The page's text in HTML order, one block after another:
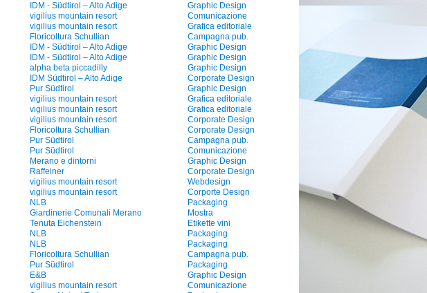
IDM - Südtirol – Alto Adige
Graphic Design
vigilius mountain resort
Comunicazione
vigilius mountain resort
Grafica editoriale
Floricoltura Schullian
Campagna pub.
IDM - Südtirol – Alto Adige
Graphic Design
IDM - Südtirol – Alto Adige
Graphic Design
alpha beta piccadilly
Graphic Design
IDM Südtirol – Alto Adige
Corporate Design
Pur Südtirol
Graphic Design
vigilius mountain resort
Grafica editoriale
vigilius mountain resort
Grafica editoriale
vigilius mountain resort
Corporate Design
Floricoltura Schullian
Corporate Design
Pur Südtirol
Campagna pub.
Pur Südtirol
Comunicazione
Merano e dintorni
Graphic Design
Raffeiner
Corporate Design
vigilius mountain resort
Webdesign
vigilius mountain resort
Corporte Design
NLB
Packaging
Giardinerie Comunali Merano
Mostra
Tenuta Eichenstein
Etikette vini
NLB
Packaging
NLB
Packaging
Floricoltura Schullian
Campagna pub.
Pur Südtirol
Packaging
E&B
Graphic Design
vigilius mountain resort
Comunicazione